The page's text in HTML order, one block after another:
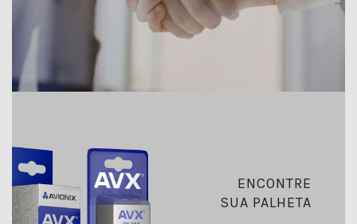
ENCONTRE
SUA PALHETA